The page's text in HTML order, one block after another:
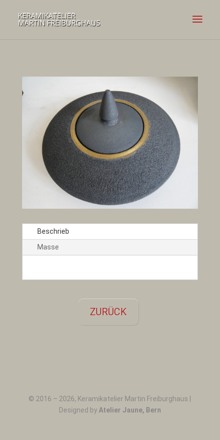
Beschrieb
Masse
ZURÜCK
© 2016 – 2026, Keramikatelier Martin Freiburghaus |
Designed byAtelier Jaune, Bern